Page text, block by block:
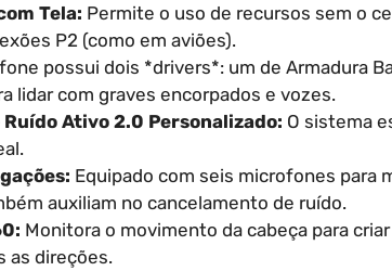
Tela: Permite o uso de recursos sem o
P2 (como em aviões).
possui dois *drivers*: um de Armadura
lidar com graves encorpados e vozes.
Ativo 2.0 Personalizado: O sistema
Equipado com seis microfones para
auxiliam no cancelamento de ruído.
Monitora o movimento da cabeça para
as direções.